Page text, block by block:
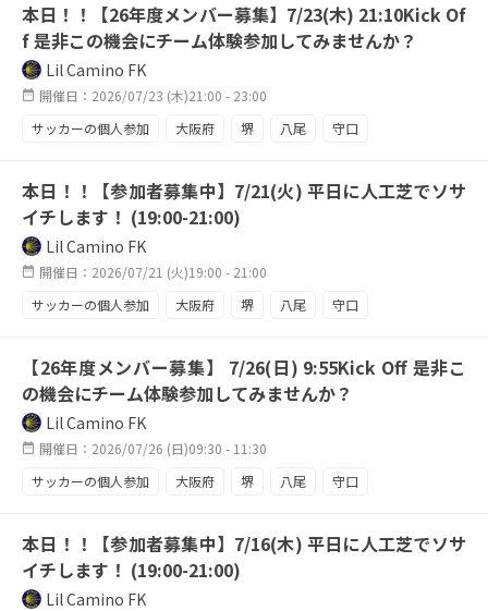
FW大募集
良質な人工芝
本日！！【26年度メンバー募集】7/23(木) 21:10Kick Of
f 是非この機会にチーム体験参加してみませんか？
Lil Camino FK
開催日：2026/07/23 (木)21:00 - 23:00
サッカーの個人参加 大阪府 堺 八尾
守口
ナイター練習
駅近 レギュラー奪取
チーム強化中
攻撃陣が欲しい
祝日もサッカー
本日！！【参加者募集中】7/21(火) 平日に人工芝でソサ
イチします！ (19:00-21:00)
Lil Camino FK
開催日：2026/07/21 (火)19:00 - 21:00
サッカーの個人参加 大阪府 堺 八尾
守口
平日からハードに
メンバー募集中
週四活動
ソサイチ
平日練習
スタジアム
鶴見緑地
【26年度メンバー募集】 7/26(日) 9:55Kick Off 是非こ
の機会にチーム体験参加してみませんか？
Lil Camino FK
開催日：2026/07/26 (日)09:30 - 11:30
サッカーの個人参加 大阪府 堺 八尾
守口
FW大募集
良質な人工芝
本日！！【参加者募集中】7/16(木) 平日に人工芝でソサ
イチします！ (19:00-21:00)
Lil Camino FK